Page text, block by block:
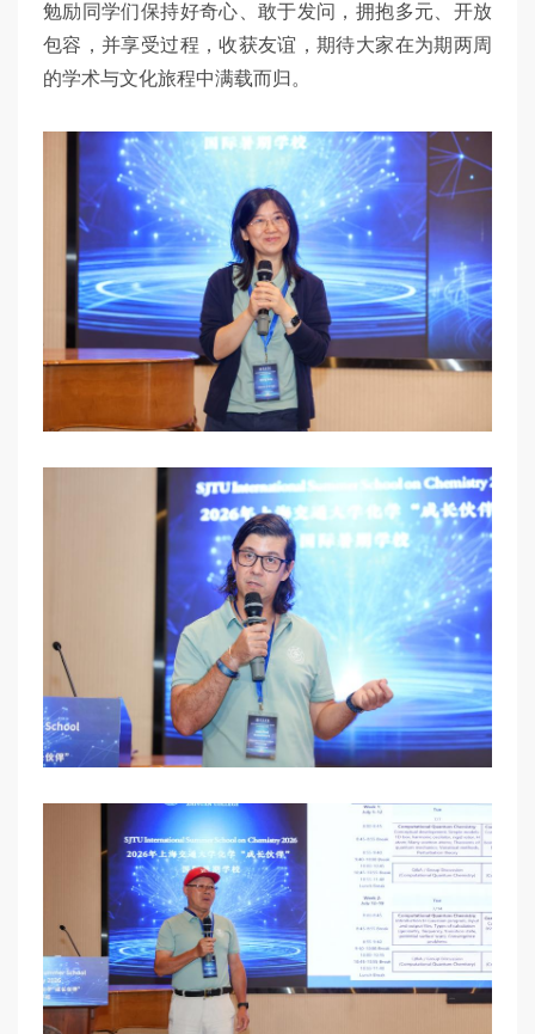
勉励同学们保持好奇心、敢于发问，拥抱多元、开放
包容，并享受过程，收获友谊，期待大家在为期两周
的学术与文化旅程中满载而归。